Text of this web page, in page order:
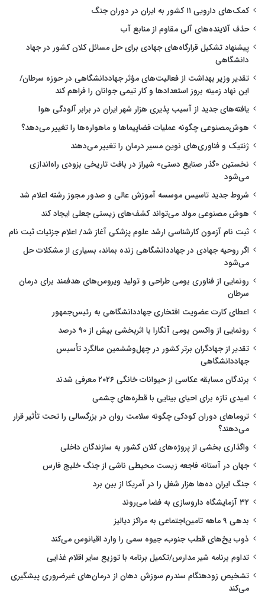
کمک‌های دارویی ۱۱ کشور به ایران در دوران جنگ
حذف آلاینده‌های آلی مقاوم از منابع آب
پیشنهاد تشکیل قرارگاه‌های جهادی برای حل مسائل کلان کشور در جهاد
دانشگاهی
تقدیر وزیر بهداشت از فعالیت‌های مؤثر جهاددانشگاهی در حوزه سرطان/
این نهاد زمینه بروز استعدادها و کار تیمی جوانان را فراهم کند
یافته‌های جدید از آسیب پذیری هزار شهر ایران در برابر آلودگی هوا
هوش‌مصنوعی چگونه عملیات فضاپیماها و ماهواره‌ها را تغییر می‌دهد؟
ژنتیک و فناوری‌های نوین مسیر درمان را تغییر می‌دهند
نخستین «گذر صنایع دستی» شیراز در بافت تاریخی بزودی راه‌اندازی
می‌شود
شروط جدید تاسیس موسسه آموزش عالی و صدور مجوز رشته اعلام شد
هوش مصنوعی مولد می‌تواند کشف‌های زیستی جعلی ایجاد کند
ثبت نام آزمون کارشناسی ارشد علوم پزشکی آغاز شد/ اعلام جزئیات ثبت نام
اگر روحیه جهادی در جهاددانشگاهی زنده بماند، بسیاری از مشکلات حل
می‌شود
رونمایی از فناوری بومی طراحی و تولید ویروس‌های هدفمند برای درمان
سرطان
اعطای کارت عضویت افتخاری جهاددانشگاهی به رئیس‌جمهور
رونمایی از واکسن بومی آنگارا با اثربخشی بیش از ۹۰ درصد
تقدیر از جهادگران برتر کشور در چهل‌وششمین سالگرد تأسیس
جهاددانشگاهی
برندگان مسابقه عکاسی از حیوانات خانگی ۲۰۲۶ معرفی شدند
امیدی تازه برای احیای بینایی با قطره‌های چشمی
تروماهای دوران کودکی چگونه سلامت روان در بزرگسالی را تحت تأثیر قرار
می‌دهند؟
واگذاری بخشی از پروژه‌های کلان کشور به سازندگان داخلی
جهان در آستانه فاجعه زیست محیطی ناشی از جنگ خلیج فارس
جنگ ایران ده‌ها هزار شغل را در آمریکا از بین برد
۳۲ آزمایشگاه داروسازی به فضا می‌روند
بدهی ۹ ماهه تامین‌اجتماعی به مراکز دیالیز
ذوب یخ‌های قطب جنوب، جیوه سمی را وارد اقیانوس می‌کند
تداوم برنامه شیر مدارس/تکمیل برنامه با توزیع سایر اقلام غذایی
تشخیص زودهنگام سندرم سوزش دهان از درمان‌های غیرضروری پیشگیری
می‌کند